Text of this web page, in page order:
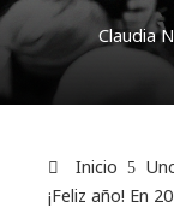
Claudia
Inicio
¡Feliz año! En